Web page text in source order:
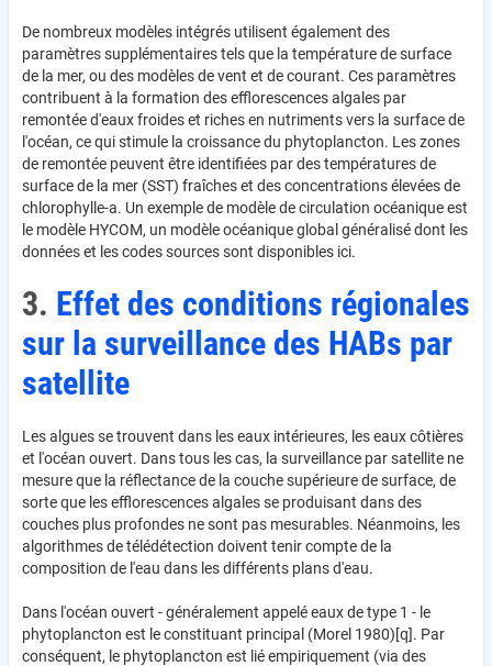
De nombreux modèles intégrés utilisent également des
paramètres supplémentaires tels que la température de surface
de la mer, ou des modèles de vent et de courant. Ces paramètres
contribuent à la formation des efflorescences algales par
remontée d'eaux froides et riches en nutriments vers la surface de
l'océan, ce qui stimule la croissance du phytoplancton. Les zones
de remontée peuvent être identifiées par des températures de
surface de la mer (SST) fraîches et des concentrations élevées de
chlorophylle-a. Un exemple de modèle de circulation océanique est
le modèle HYCOM, un modèle océanique global généralisé dont les
données et les codes sources sont disponibles ici.
3. Effet des conditions régionales
sur la surveillance des HABs par
satellite
Les algues se trouvent dans les eaux intérieures, les eaux côtières
et l'océan ouvert. Dans tous les cas, la surveillance par satellite ne
mesure que la réflectance de la couche supérieure de surface, de
sorte que les efflorescences algales se produisant dans des
couches plus profondes ne sont pas mesurables. Néanmoins, les
algorithmes de télédétection doivent tenir compte de la
composition de l'eau dans les différents plans d'eau.
Dans l'océan ouvert - généralement appelé eaux de type 1 - le
phytoplancton est le constituant principal (Morel 1980)[q]. Par
conséquent, le phytoplancton est lié empiriquement (via des